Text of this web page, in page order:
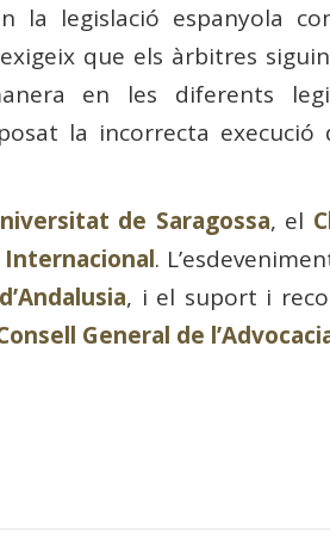
legislació espanyola
​​que els àrbitres
en les diferents
la incorrecta execució
de Saragossa, el
.
, i el suport i
General de